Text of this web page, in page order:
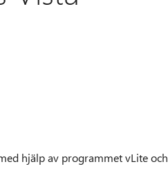
hjälp av programmet vLite och